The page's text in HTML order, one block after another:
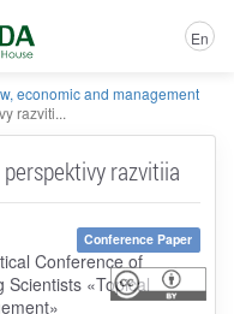
En
economic and management
razviti...
razvitiia
Conference Paper